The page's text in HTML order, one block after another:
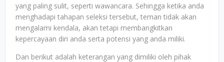
yang paling sulit, seperti wawancara. Sehingga ketika anda
menghadapi tahapan seleksi tersebut, teman tidak akan
mengalami kendala, akan tetapi membangkitkan
kepercayaan diri anda serta potensi yang anda miliki.
Dan berikut adalah keterangan yang dimiliki oleh pihak